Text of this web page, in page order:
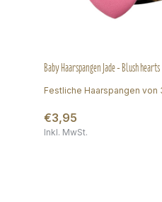
Baby Haarspangen Jade - Blush hearts
Festliche Haarspangen von
€3,95
Inkl. MwSt.